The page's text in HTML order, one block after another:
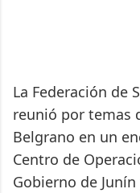
La Federación de
reunió por temas
Belgrano en un
Centro de
Gobierno de